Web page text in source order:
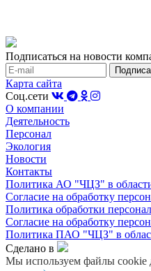
Подписаться на новости
Карта сайта
Соц.сети
О компании
Деятельность
Персонал
Экология
Новости
Контакты
Политика АО "ЧЦЗ" в области
Согласие на обработку
Политика обработки
Согласие на обработку
Политика ПАО "ЧЦЗ" в
Сделано в
Мы используем файлы cookie